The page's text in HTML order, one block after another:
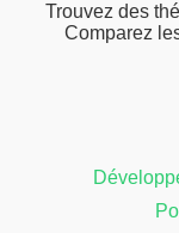
Trouvez des
Comparez